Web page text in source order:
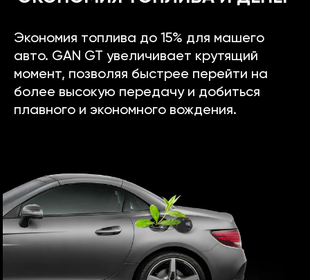
Экономия топлива до 15% для машего
авто. GAN GT увеличивает крутящий
момент, позволяя быстрее перейти на
более высокую передачу и добиться
плавного и экономного вождения.